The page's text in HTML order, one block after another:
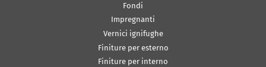
Fondi
Impregnanti
Vernici ignifughe
Finiture per esterno
Finiture per interno